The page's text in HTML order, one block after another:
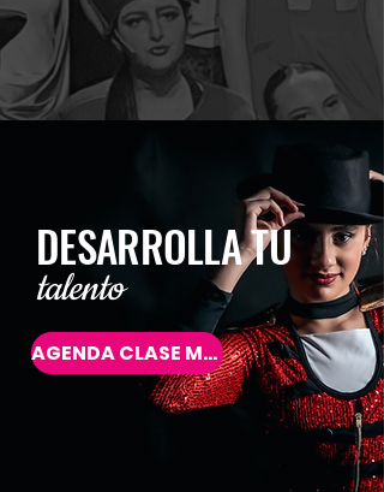
DESARROLLA TU
talento
AGENDA CLASE MUESTRA